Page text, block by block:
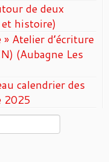
de deux
histoire)
Atelier d’écriture
(Aubagne Les
calendrier des
2025